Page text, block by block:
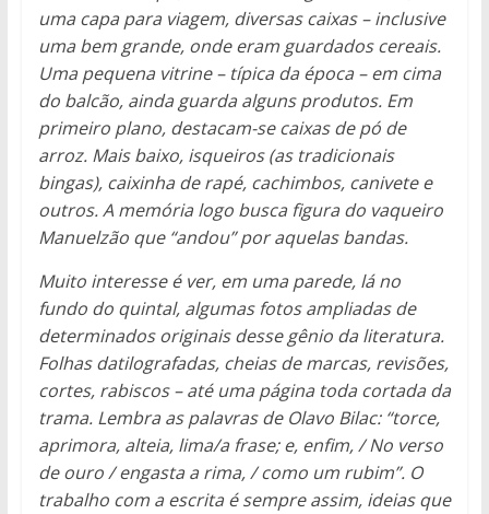
uma capa para viagem, diversas caixas – inclusive
uma bem grande, onde eram guardados cereais.
Uma pequena vitrine – típica da época – em cima
do balcão, ainda guarda alguns produtos. Em
primeiro plano, destacam-se caixas de pó de
arroz. Mais baixo, isqueiros (as tradicionais
bingas), caixinha de rapé, cachimbos, canivete e
outros. A memória logo busca figura do vaqueiro
Manuelzão que “andou” por aquelas bandas.
Muito interesse é ver, em uma parede, lá no
fundo do quintal, algumas fotos ampliadas de
determinados originais desse gênio da literatura.
Folhas datilografadas, cheias de marcas, revisões,
cortes, rabiscos – até uma página toda cortada da
trama. Lembra as palavras de Olavo Bilac: “torce,
aprimora, alteia, lima/a frase; e, enfim, / No verso
de ouro / engasta a rima, / como um rubim”. O
trabalho com a escrita é sempre assim, ideias que